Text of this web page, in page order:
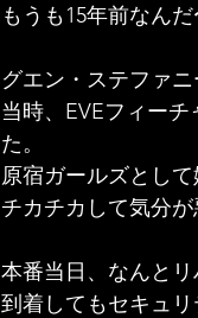
もうも15年前なん
グエン・ステファ
当時、EVEフィー
た。
原宿ガールズとし
チカチカして気分
本番当日、なんと
到着してもセキュ